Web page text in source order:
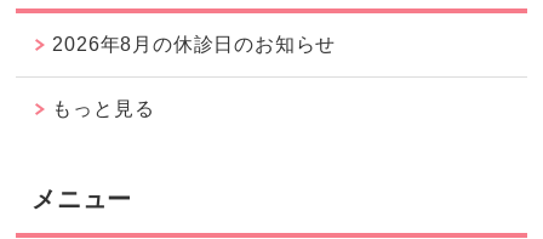
2026年8月の休診日のお知らせ
もっと見る
メニュー